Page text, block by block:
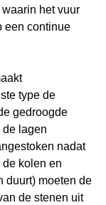
het vuur
een continue
type de
gedroogde
lagen
nadat
kolen en
duurt) moeten de
de stenen uit